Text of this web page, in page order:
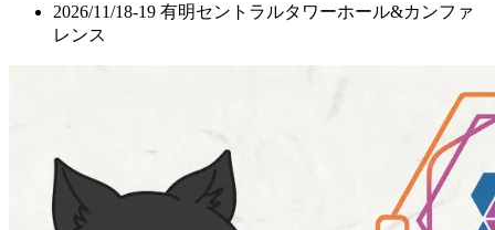
2026/11/18-19 有明セントラルタワーホール&カンファ
レンス